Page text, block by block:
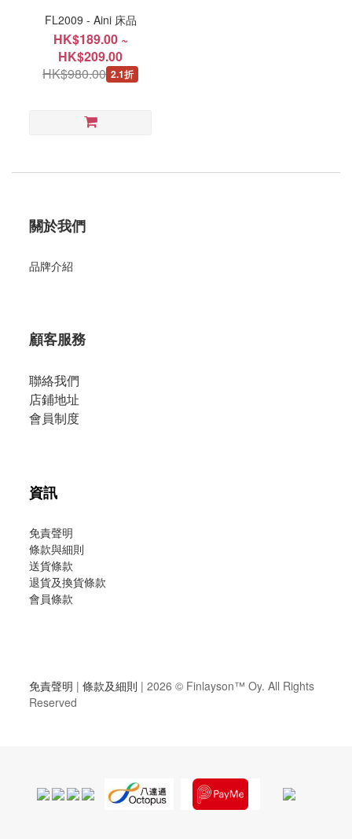
FL2009 - Aini 床品
HK$189.00 ~
HK$209.00
HK$980.00 2.1折
關於我們
品牌介紹
顧客服務
聯絡我們
店鋪地址
會員制度
資訊
免責聲明
條款與細則
送貨條款
退貨及換貨條款
會員條款
免責聲明 | 條款及細則 | 2026 © Finlayson™ Oy. All Rights
Reserved